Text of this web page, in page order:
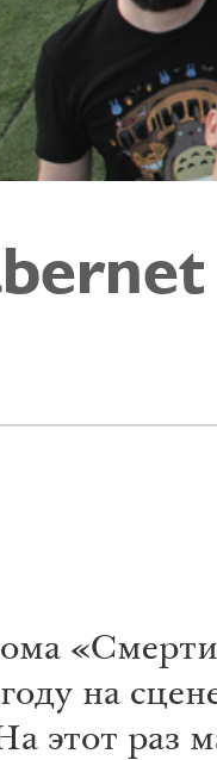
«Смерти
на
этот раз